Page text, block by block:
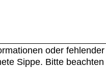
oder
Sippe. Bitte